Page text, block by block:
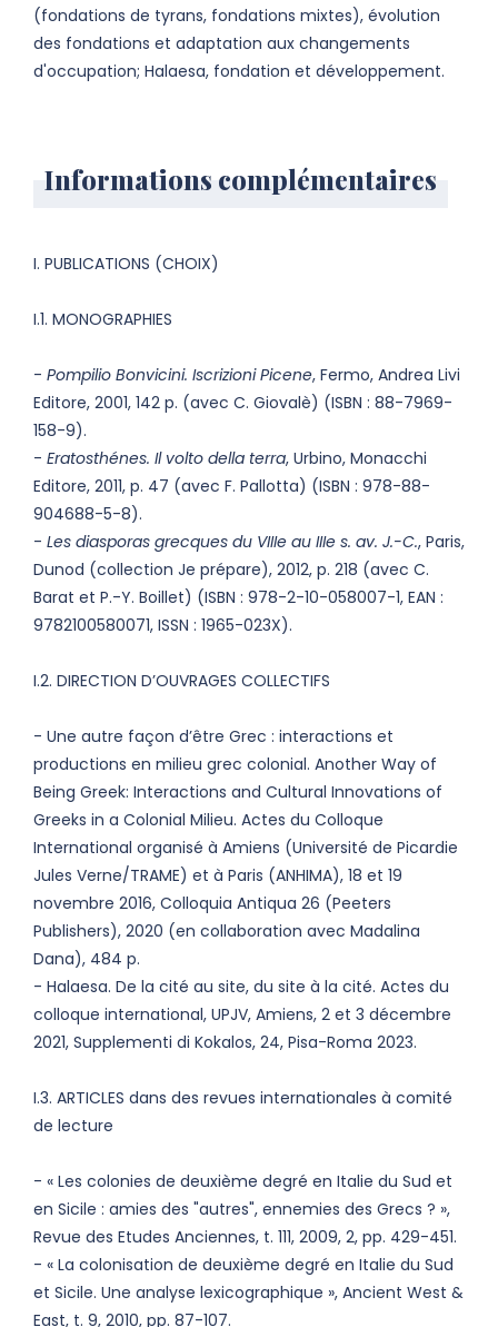
(fondations de tyrans, fondations mixtes), évolution
des fondations et adaptation aux changements
d'occupation; Halaesa, fondation et développement.
Informations complémentaires
I. PUBLICATIONS (CHOIX)
I.1. MONOGRAPHIES
- Pompilio Bonvicini. Iscrizioni Picene, Fermo, Andrea Livi
Editore, 2001, 142 p. (avec C. Giovalè) (ISBN : 88-7969-
158-9).
- Eratosthénes. Il volto della terra, Urbino, Monacchi
Editore, 2011, p. 47 (avec F. Pallotta) (ISBN : 978-88-
904688-5-8).
- Les diasporas grecques du VIIIe au IIIe s. av. J.-C., Paris,
Dunod (collection Je prépare), 2012, p. 218 (avec C.
Barat et P.-Y. Boillet) (ISBN : 978-2-10-058007-1, EAN :
9782100580071, ISSN : 1965-023X).
I.2. DIRECTION D’OUVRAGES COLLECTIFS
- Une autre façon d’être Grec : interactions et
productions en milieu grec colonial. Another Way of
Being Greek: Interactions and Cultural Innovations of
Greeks in a Colonial Milieu. Actes du Colloque
International organisé à Amiens (Université de Picardie
Jules Verne/TRAME) et à Paris (ANHIMA), 18 et 19
novembre 2016, Colloquia Antiqua 26 (Peeters
Publishers), 2020 (en collaboration avec Madalina
Dana), 484 p.
- Halaesa. De la cité au site, du site à la cité. Actes du
colloque international, UPJV, Amiens, 2 et 3 décembre
2021, Supplementi di Kokalos, 24, Pisa-Roma 2023.
I.3. ARTICLES dans des revues internationales à comité
de lecture
- « Les colonies de deuxième degré en Italie du Sud et
en Sicile : amies des "autres", ennemies des Grecs ? »,
Revue des Etudes Anciennes, t. 111, 2009, 2, pp. 429-451.
- « La colonisation de deuxième degré en Italie du Sud
et Sicile. Une analyse lexicographique », Ancient West &
East, t. 9, 2010, pp. 87-107.